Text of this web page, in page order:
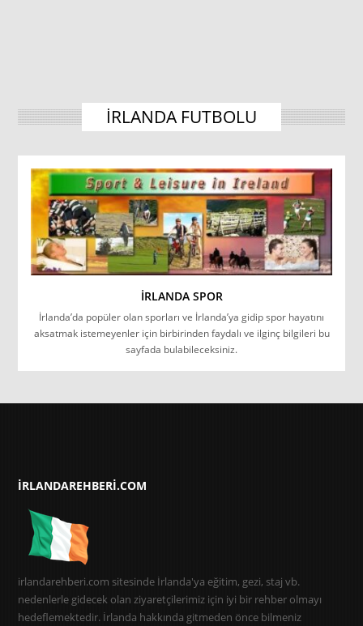
IRLANDA FUTBOLU
İRLANDA SPOR
İrlanda’da popüler olan sporları ve İrlanda’ya gidip spor hayatını
aksatmak istemeyenler için birbirinden faydalı ve ilginç bilgileri bu
sayfada bulabileceksiniz.
IRLANDAREHBERI.COM
irlandarehberi.com sitesinde İrlanda'ya eğitim, gezi, staj vb.
nedenlerle gidecek olan ziyaretçilerimiz için iyi bir rehber olmayı
hedeflemektedir. İrlanda hakkında gitmeden önce bilmeniz